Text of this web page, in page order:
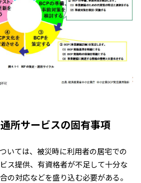
所サービスの固有事項
いては、被災時に利用者の居宅での
ス提供、有資格者が不足して十分な
の対応などを盛り込む必要がある。